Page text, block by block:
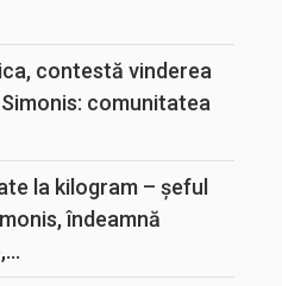
contestă vinderea
comunitatea
la kilogram – șeful
îndeamnă